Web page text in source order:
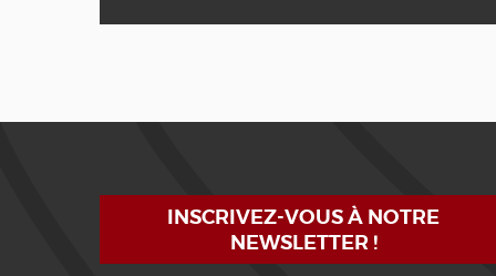
INSCRIVEZ-VOUS À NOTRE
NEWSLETTER !